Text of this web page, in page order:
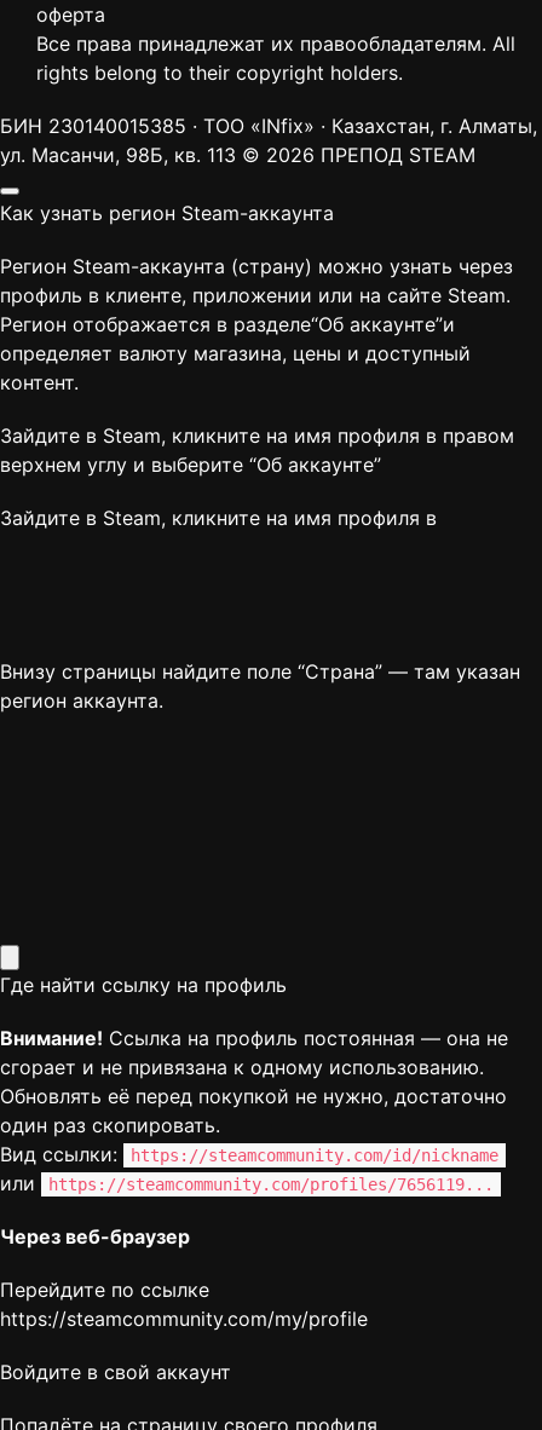
оферта
Все права принадлежат их правообладателям. All
rights belong to their copyright holders.
БИН 230140015385 · ТОО «INfix» · Казахстан, г. Алматы,
ул. Масанчи, 98Б, кв. 113 © 2026 ПРЕПОД STEAM
Как узнать регион Steam-аккаунта
Регион Steam-аккаунта (страну) можно узнать через
профиль в клиенте, приложении или на сайте Steam.
Регион отображается в разделе“Об аккаунте”и
определяет валюту магазина, цены и доступный
контент.
Зайдите в Steam, кликните на имя профиля в правом
верхнем углу и выберите “Об аккаунте”
Зайдите в Steam, кликните на имя профиля в
Внизу страницы найдите поле “Страна” — там указан
регион аккаунта.
Где найти ссылку на профиль
Внимание! Ссылка на профиль постоянная — она не
сгорает и не привязана к одному использованию.
Обновлять её перед покупкой не нужно, достаточно
один раз скопировать.
Вид ссылки:
https://steamcommunity.com/id/nickname
или https://steamcommunity.com/profiles/7656119...
Через веб-браузер
Перейдите по ссылке
https://steamcommunity.com/my/profile
Войдите в свой аккаунт
Попадёте на страницу своего профиля